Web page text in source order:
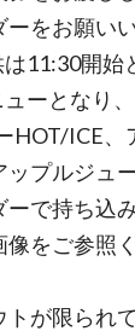
をお願い
11:30開始
ーとなり
ICE、
ップルジュ
ーで持ち込
をご参照く
トが限られ